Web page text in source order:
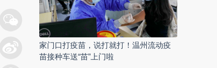
家门口打疫苗，说打就打！温州流动疫
苗接种车送“苗”上门啦